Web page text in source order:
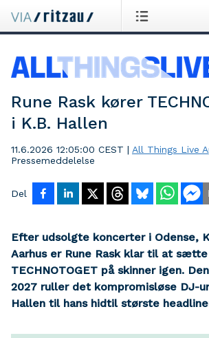
Rune Rask kører
i K.B. Hallen
11.6.2026 12:05:00 CEST | All Things Live
Pressemeddelelse
Del
Efter udsolgte koncerter i Odense,
Aarhus er Rune Rask klar til at sætte
TECHNOTOGET på skinner igen.
2027 ruller det kompromisløse DJ-
Hallen til hans hidtil største